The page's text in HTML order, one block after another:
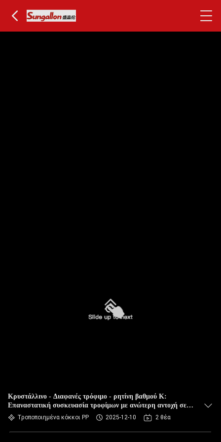
Κρυστάλλινο - Διαφανές τρόφιμο - ρητίνη βαθμού Κ:
Επαναστατική συσκευασία τροφίμων με ανώτερη αντοχή σε
αντίκτυπο
Τροποποιημένα κόκκοι PP 2025-12-10 2 θέα